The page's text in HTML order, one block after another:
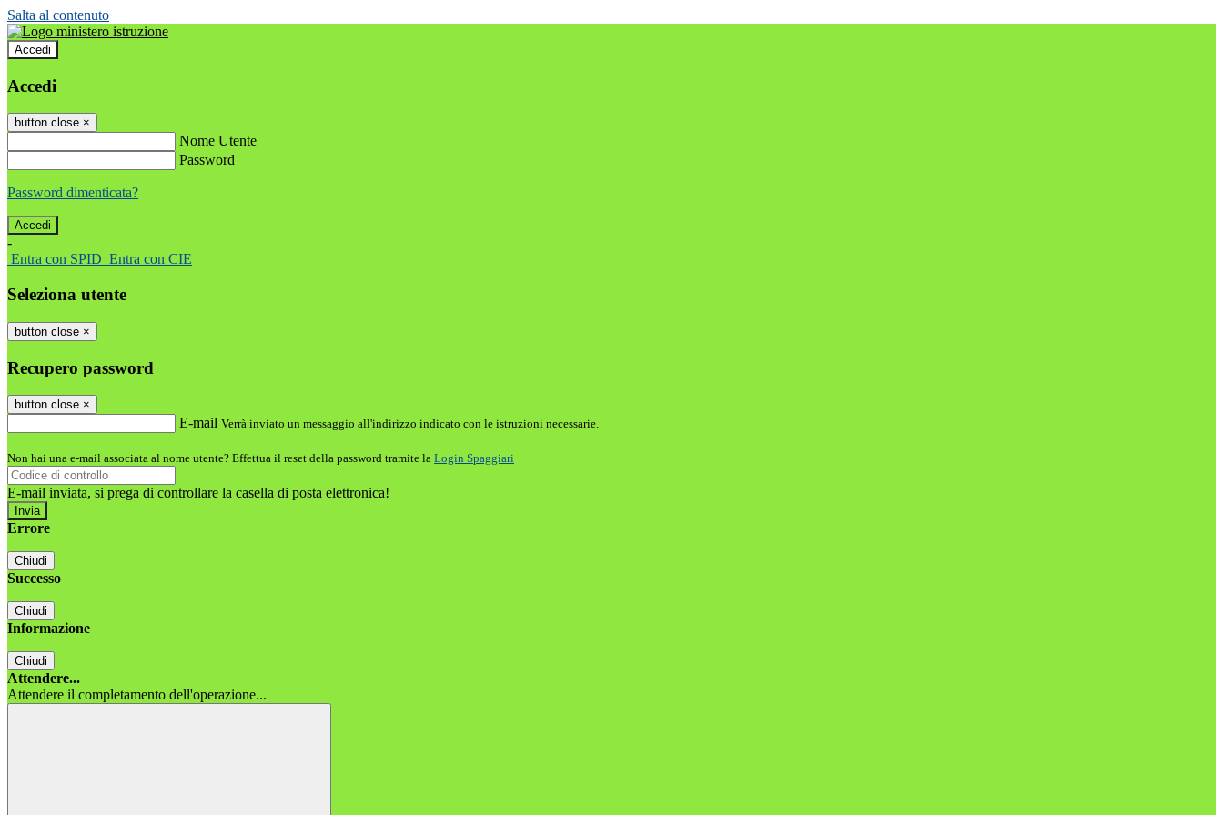
Salta al contenuto
Accedi
Accedi
button close ×
Nome Utente
Password
Password dimenticata?
-
Entra con SPID Entra con CIE
Seleziona utente
button close ×
Recupero password
button close ×
E-mail Verrà inviato un messaggio all'indirizzo indicato con le istruzioni necessarie.
Non hai una e-mail associata al nome utente? Effettua il reset della password tramite la Login Spaggiari
E-mail inviata, si prega di controllare la casella di posta elettronica!
Errore
Chiudi
Successo
Chiudi
Informazione
Chiudi
Attendere...
Attendere il completamento dell'operazione...